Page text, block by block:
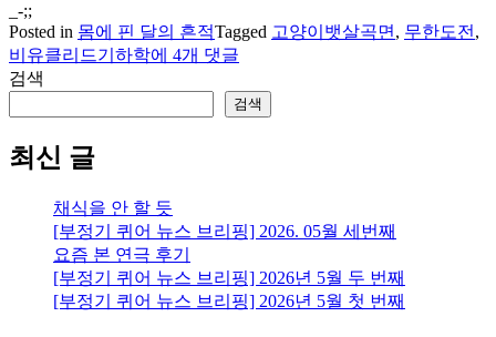
_-;;
Posted in 몸에 핀 달의 흔적Tagged 고양이뱃살곡면, 무한도전,
비유클리드기하학잡
양
곡
면,
무
한
도
에 4개 댓글
검색
검색
최신 글
채식을 안 할 듯
[부정기 퀴어 뉴스 브리핑] 2026. 05월 세번째
요즘 본 연극 후기
[부정기 퀴어 뉴스 브리핑] 2026년 5월 두 번째
[부정기 퀴어 뉴스 브리핑] 2026년 5월 첫 번째